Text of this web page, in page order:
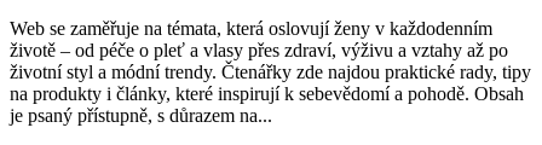
Web se zaměřuje na témata, která oslovují ženy v každodenním
životě – od péče o pleť a vlasy přes zdraví, výživu a vztahy až po
životní styl a módní trendy. Čtenářky zde najdou praktické rady, tipy
na produkty i články, které inspirují k sebevědomí a pohodě. Obsah
je psaný přístupně, s důrazem na...